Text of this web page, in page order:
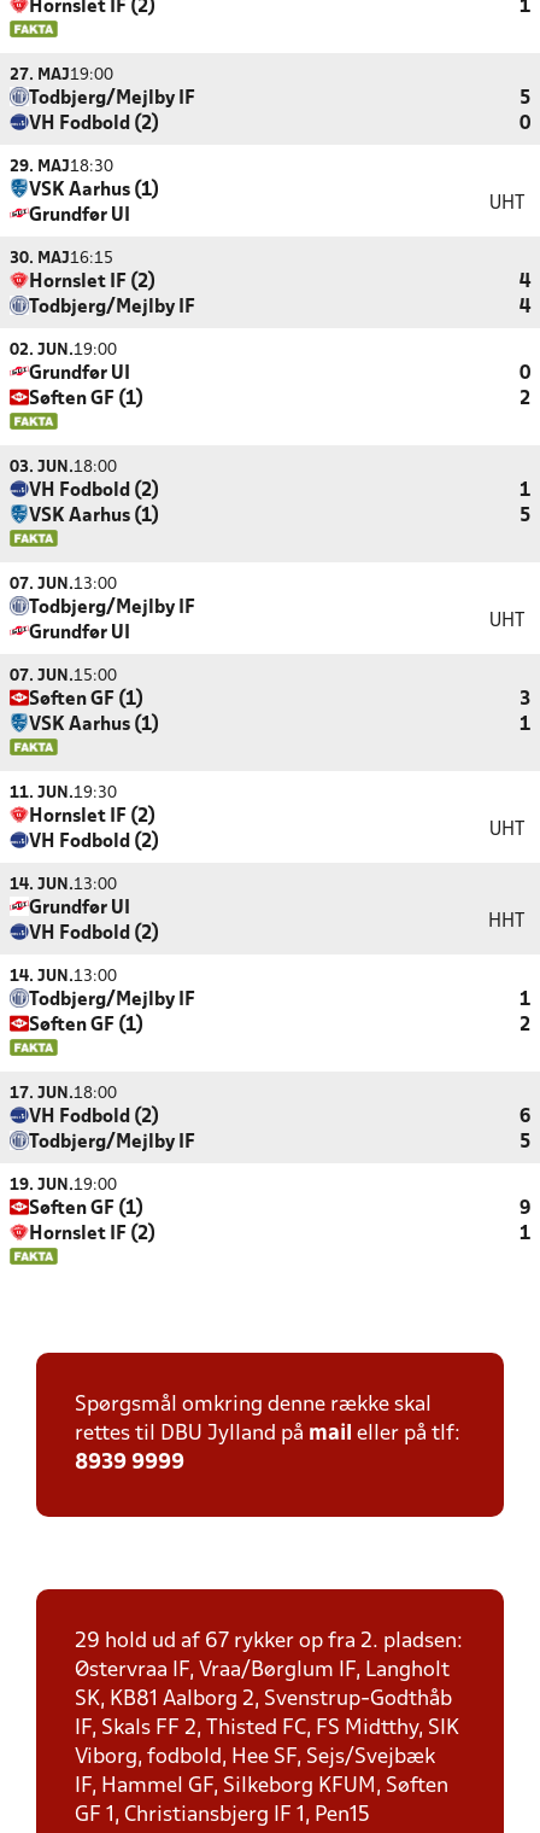
Hornslet IF (2) 1
27. MAJ19:00
Todbjerg/Mejlby IF
5
VH Fodbold (2)
0
29. MAJ18:30
VSK Aarhus (1)
Grundfør UI
UHT
30. MAJ16:15
Hornslet IF (2)
4
Todbjerg/Mejlby IF
4
02. JUN.19:00
Grundfør UI
0
Søften GF (1)
2
03. JUN.18:00
VH Fodbold (2)
1
VSK Aarhus (1)
5
07. JUN.13:00
Todbjerg/Mejlby IF
Grundfør UI
UHT
07. JUN.15:00
Søften GF (1)
3
VSK Aarhus (1)
1
11. JUN.19:30
Hornslet IF (2)
VH Fodbold (2)
UHT
14. JUN.13:00
Grundfør UI
VH Fodbold (2)
HHT
14. JUN.13:00
Todbjerg/Mejlby IF
1
Søften GF (1)
2
17. JUN.18:00
VH Fodbold (2)
6
Todbjerg/Mejlby IF
5
19. JUN.19:00
Søften GF (1)
9
Hornslet IF (2)
1
Spørgsmål omkring denne række skal
rettes til DBU Jylland på mail eller på tlf:
8939 9999
29 hold ud af 67 rykker op fra 2. pladsen:
Østervraa IF, Vraa/Børglum IF, Langholt
SK, KB81 Aalborg 2, Svenstrup-Godthåb
IF, Skals FF 2, Thisted FC, FS Midtthy, SIK
Viborg, fodbold, Hee SF, Sejs/Svejbæk
IF, Hammel GF, Silkeborg KFUM, Søften
GF 1, Christiansbjerg IF 1, Pen15